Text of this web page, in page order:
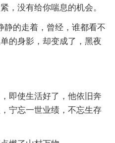
，没有给你喘息的机会。
静的走着，曾经，谁都看不
的身影，却变成了，黑夜
即使生活好了，他依旧奔
宁忘一世业绩，不忘生存